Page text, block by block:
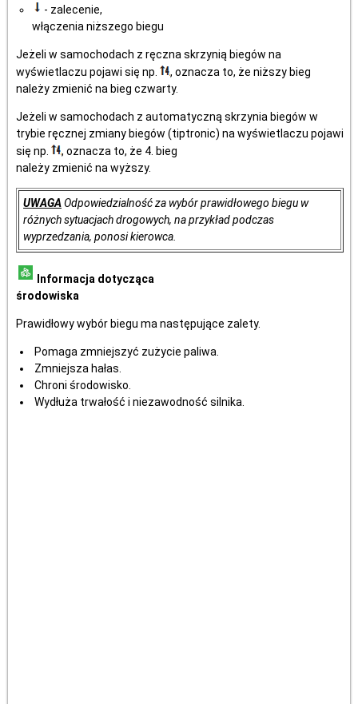
- zalecenie,
włączenia niższego biegu
Jeżeli w samochodach z ręczna skrzynią biegów na
wyświetlaczu pojawi się np.
, oznacza to, że niższy bieg
należy zmienić na bieg czwarty.
Jeżeli w samochodach z automatyczną skrzynia biegów w
trybie ręcznej zmiany biegów (tiptronic) na wyświetlaczu pojawi
się np.
, oznacza to, że 4. bieg
należy zmienić na wyższy.
UWAGAOdpowiedzialność za wybór prawidłowego biegu w
różnych sytuacjach drogowych, na przykład podczas
wyprzedzania, ponosi kierowca.
Informacja dotycząca
środowiska
Prawidłowy wybór biegu ma następujące zalety.
Pomaga zmniejszyć zużycie paliwa.
Zmniejsza hałas.
Chroni środowisko.
Wydłuża trwałość i niezawodność silnika.